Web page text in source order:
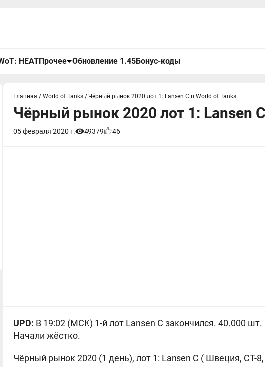
HEATПрочее Обновление 1.45Бонус-коды
Главная / World of Tanks / Чёрный рынок 2020 лот 1: Lansen C в World of Tanks
Чёрный рынок 2020 лот 1: Lansen
05 февраля 2020 г. 49379 46
UPD: В 19:02 (МСК) 1-й лот Lansen C закончился. 40.000 шт.
Начали жёстко.
Чёрный рынок 2020 (1 день), лот 1: Lansen C ( Швеция, СТ-